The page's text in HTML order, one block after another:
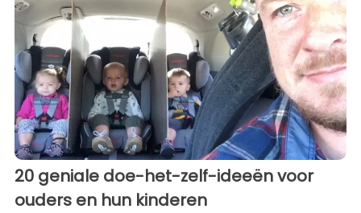
20 geniale doe-het-zelf-ideeën voor
ouders en hun kinderen